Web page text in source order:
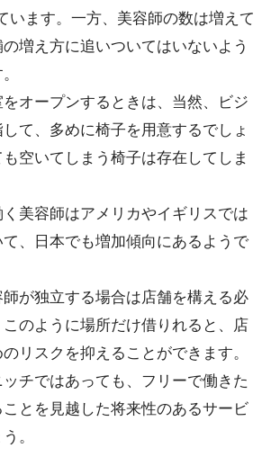
います。一方、美容師の数は増えて
増え方に追いついてはいないよう
オープンするときは、当然、ビジ
て、多めに椅子を用意するでしょ
空いてしまう椅子は存在してしま
美容師はアメリカやイギリスでは
、日本でも増加傾向にあるようで
が独立する場合は店舗を構える必
のように場所だけ借りれると、店
リスクを抑えることができます。
チではあっても、フリーで働きた
とを見越した将来性のあるサービ
。